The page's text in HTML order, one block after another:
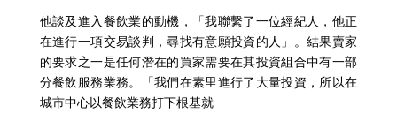
他談及進入餐飲業的動機，「我聯繫了一位經紀人，他正
在進行一項交易談判，尋找有意願投資的人」。結果賣家
的要求之一是任何潛在的買家需要在其投資組合中有一部
分餐飲服務業務。「我們在素里進行了大量投資，所以在
城市中心以餐飲業務打下根基就